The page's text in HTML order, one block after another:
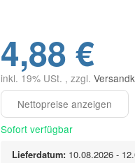
4,88 €
inkl. 19% USt. , zzgl.
Sofort verfügbar
Lieferdatum: 10.08.2026 -